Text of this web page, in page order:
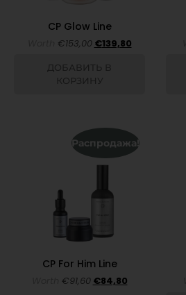
CP Glow Line
€153,00 €139,80
ДОБАВИТЬ В
КОРЗИНУ
Распродажа!
CP For Him Line
€91,60 €84,80